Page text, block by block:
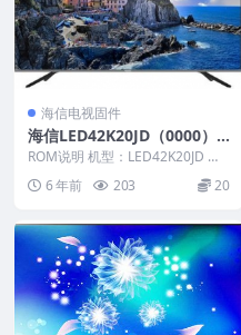
海信电视固件
海信LED42K20JD（0000）B
OM1官方原厂USB刷机电视
固件包
ROM说明 机型：LED42K20JD 固
件版本：（0000） BOM：1 海
信...6 年前 203 20